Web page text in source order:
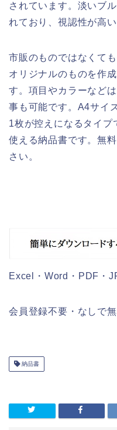
されています。淡いブ
れており、視認性が高
市販のものではなくて
オリジナルのものを作
す。項目やカラーなど
事も可能です。A4サイ
1枚が控えになるタイプ
使える納品書です。無
さい。
Excel・Word・PDF・
会員登録不要・なしで
納品書